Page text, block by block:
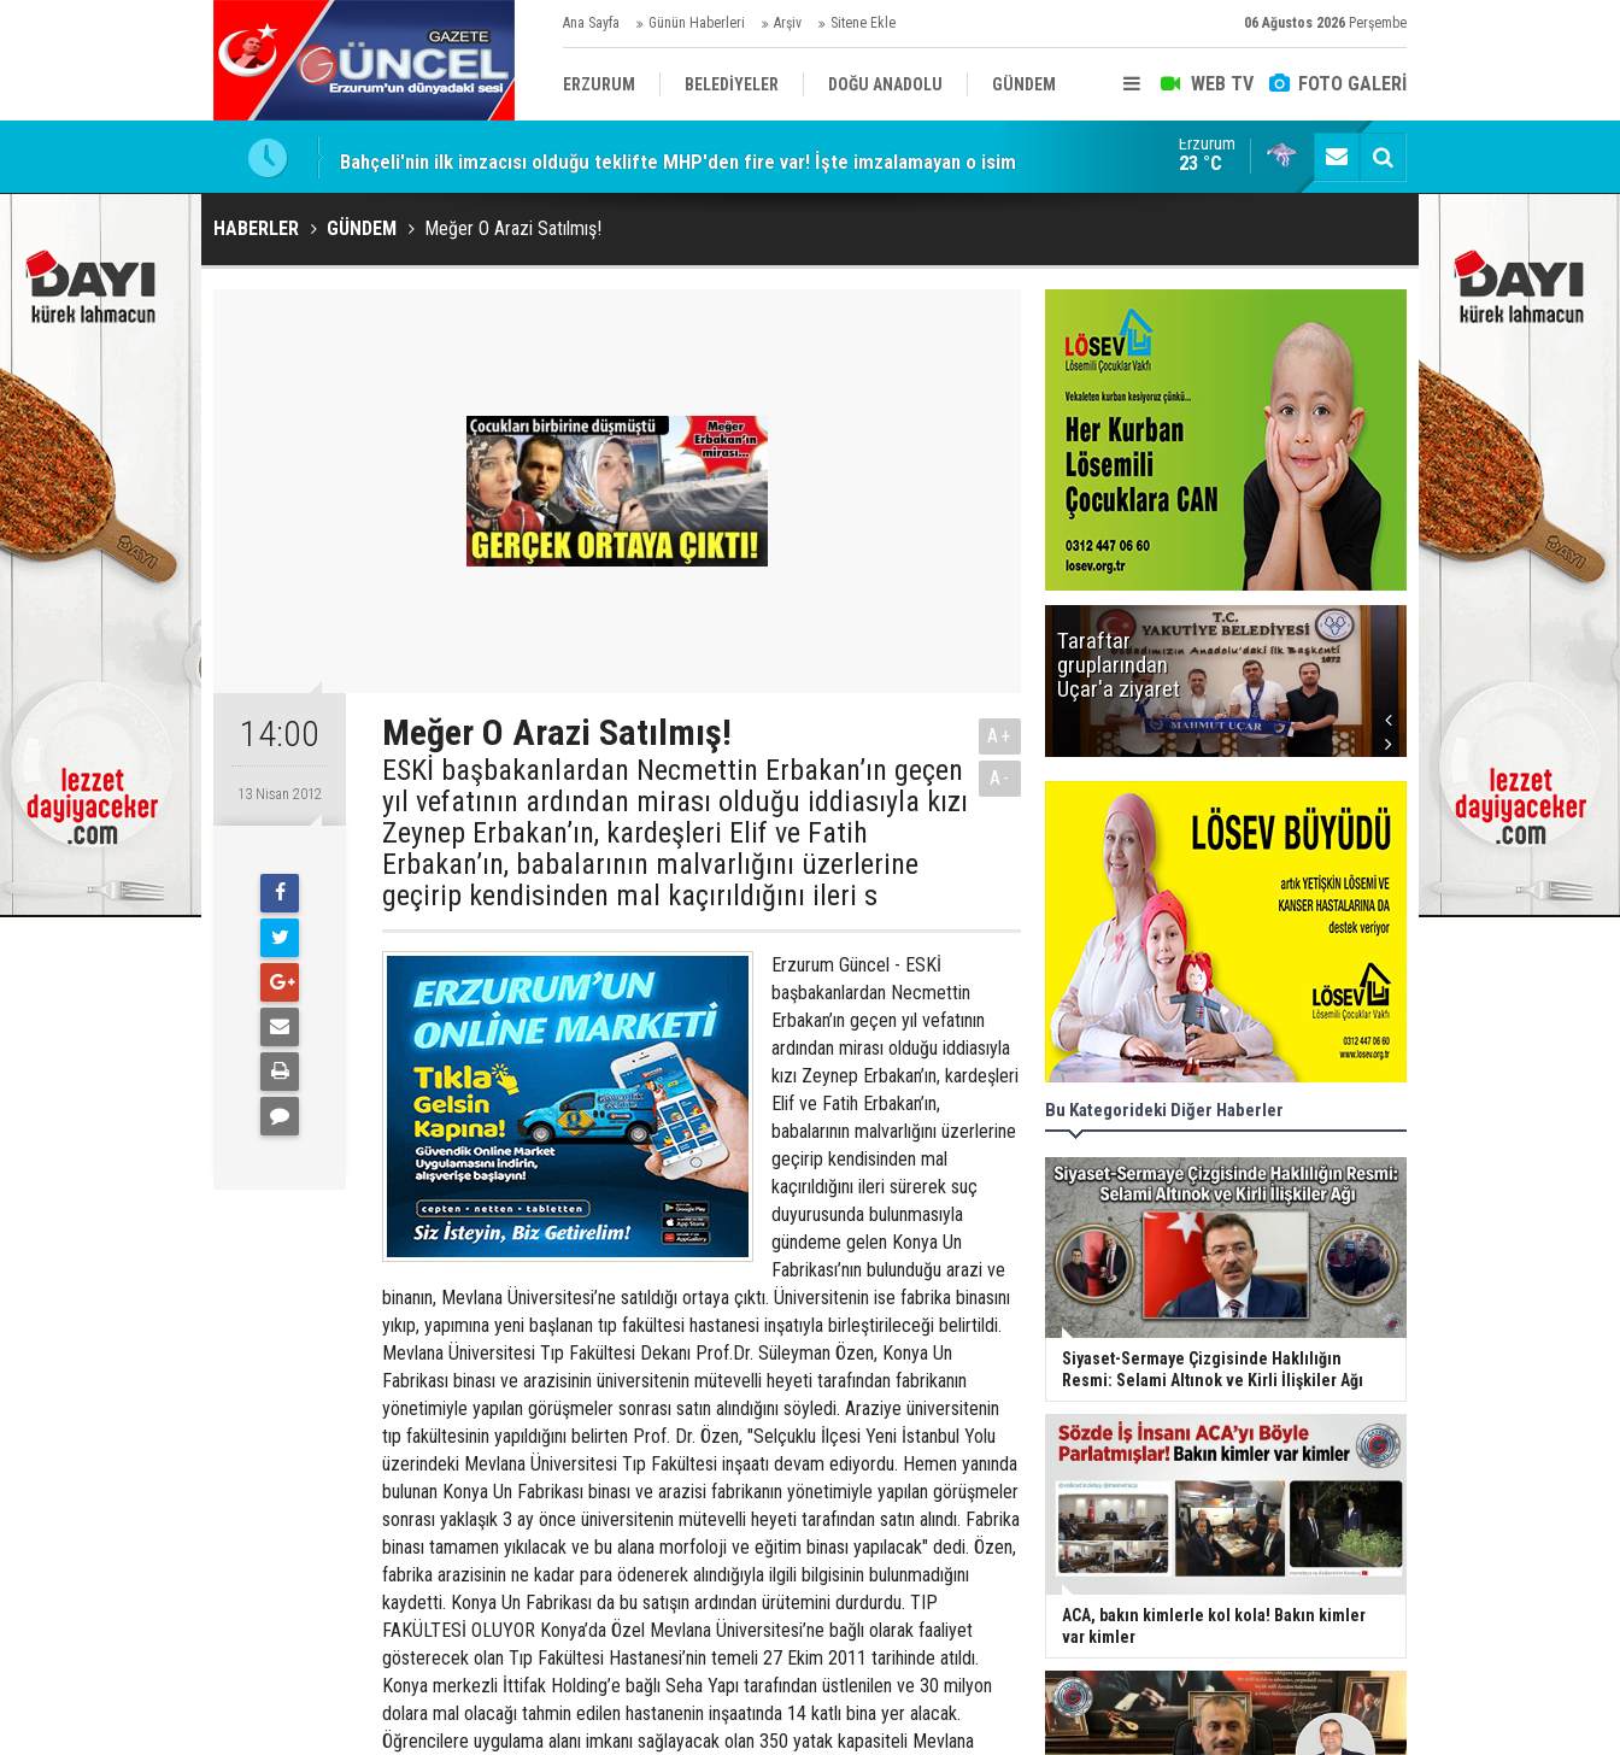
Ana Sayfa Günün Haberleri Arşiv Sitene Ekle 06 Ağustos 2026 Perşembe
WEB TV FOTO GALERİ
ERZURUM BELEDİYELER DOĞU ANADOLU GÜNDEM
SİYASET AFAD/ SAVAŞ SPOR
KÜLTÜR/SANAT//MAĞAZİN
Bahçeli'nin ilk imzacısı olduğu teklifte MHP'den fire var! İşte imzalamayan o isim Siyaset-Sermaye Çizgisinde Haklılığın Resmi:
Erzurum
23 °C
HABERLER GÜNDEM Meğer O Arazi Satılmış!
14:00
13 Nisan 2012
Meğer O Arazi Satılmış!
ESKİ başbakanlardan Necmettin Erbakan’ın geçen
yıl vefatının ardından mirası olduğu iddiasıyla kızı
Zeynep Erbakan’ın, kardeşleri Elif ve Fatih
Erbakan’ın, babalarının malvarlığını üzerlerine
geçirip kendisinden mal kaçırıldığını ileri s
A+
A-
Erzurum Güncel - ESKİ
başbakanlardan Necmettin
Erbakan’ın geçen yıl vefatının
ardından mirası olduğu iddiasıyla
kızı Zeynep Erbakan’ın, kardeşleri
Elif ve Fatih Erbakan’ın,
babalarının malvarlığını üzerlerine
geçirip kendisinden mal
kaçırıldığını ileri sürerek suç
duyurusunda bulunmasıyla
gündeme gelen Konya Un
Fabrikası’nın bulunduğu arazi ve
binanın, Mevlana Üniversitesi’ne satıldığı ortaya çıktı. Üniversitenin ise fabrika binasını
yıkıp, yapımına yeni başlanan tıp fakültesi hastanesi inşatıyla birleştirileceği belirtildi.
Mevlana Üniversitesi Tıp Fakültesi Dekanı Prof.Dr. Süleyman Özen, Konya Un
Fabrikası binası ve arazisinin üniversitenin mütevelli heyeti tarafından fabrikanın
yönetimiyle yapılan görüşmeler sonrası satın alındığını söyledi. Araziye üniversitenin
tıp fakültesinin yapıldığını belirten Prof. Dr. Özen, "Selçuklu İlçesi Yeni İstanbul Yolu
üzerindeki Mevlana Üniversitesi Tıp Fakültesi inşaatı devam ediyordu. Hemen yanında
bulunan Konya Un Fabrikası binası ve arazisi fabrikanın yönetimiyle yapılan görüşmeler
sonrası yaklaşık 3 ay önce üniversitenin mütevelli heyeti tarafından satın alındı. Fabrika
binası tamamen yıkılacak ve bu alana morfoloji ve eğitim binası yapılacak" dedi. Özen,
fabrika arazisinin ne kadar para ödenerek alındığıyla ilgili bilgisinin bulunmadığını
kaydetti. Konya Un Fabrikası da bu satışın ardından ürütemini durdurdu. TIP
FAKÜLTESİ OLUYOR Konya’da Özel Mevlana Üniversitesi’ne bağlı olarak faaliyet
gösterecek olan Tıp Fakültesi Hastanesi’nin temeli 27 Ekim 2011 tarihinde atıldı.
Konya merkezli İttifak Holding’e bağlı Seha Yapı tarafından üstlenilen ve 30 milyon
dolara mal olacağı tahmin edilen hastanenin inşaatında 14 katlı bina yer alacak.
Öğrencilere uygulama alanı imkanı sağlayacak olan 350 yatak kapasiteli Mevlana
Taraftar
gruplarından
Uçar'a ziyaret
başlıyor! İlk
düdük Bolu'da
çalacak
Bu Kategorideki Diğer Haberler
Siyaset-Sermaye Çizgisinde Haklılığın
Resmi: Selami Altınok ve Kirli İlişkiler Ağı
ACA, bakın kimlerle kol kola! Bakın kimler
var kimler